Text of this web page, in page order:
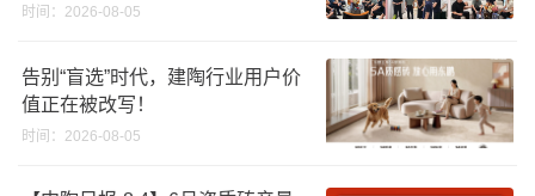
时间：2026-08-05
告别“盲选”时代，建陶行业用户价
值正在被改写！
时间：2026-08-05